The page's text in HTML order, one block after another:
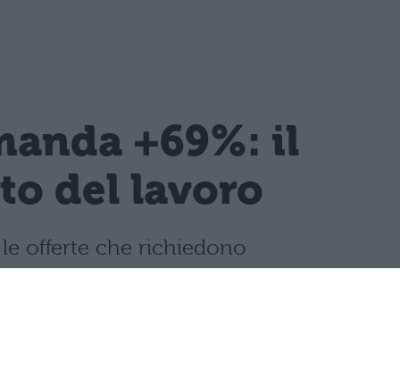
+69%: il
del lavoro
offerte che richiedono